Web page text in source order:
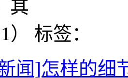
其
） 标签：
闻]怎样的细